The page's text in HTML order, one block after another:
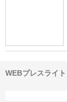
WEBプレスライト